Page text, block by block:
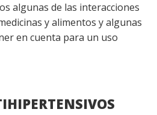
algunas de las interacciones
y alimentos y algunas
en cuenta para un uso